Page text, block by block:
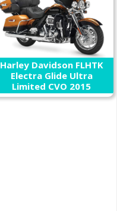
Harley Davidson FLHTK
Electra Glide Ultra
Limited CVO 2015